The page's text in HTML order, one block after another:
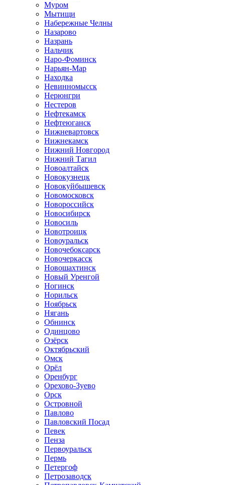
Муром
Мытищи
Набережные Челны
Назарово
Назрань
Нальчик
Наро-Фоминск
Нарьян-Мар
Находка
Невинномысск
Нерюнгри
Нестеров
Нефтекамск
Нефтеюганск
Нижневартовск
Нижнекамск
Нижний Новгород
Нижний Тагил
Новоалтайск
Новокузнецк
Новокуйбышевск
Новомосковск
Новороссийск
Новосибирск
Новосиль
Новотроицк
Новоуральск
Новочебоксарск
Новочеркасск
Новошахтинск
Новый Уренгой
Ногинск
Норильск
Ноябрьск
Нягань
Обнинск
Одинцово
Озёрск
Октябрьский
Омск
Орёл
Оренбург
Орехово-Зуево
Орск
Островной
Павлово
Павловский Посад
Певек
Пенза
Первоуральск
Пермь
Петергоф
Петрозаводск